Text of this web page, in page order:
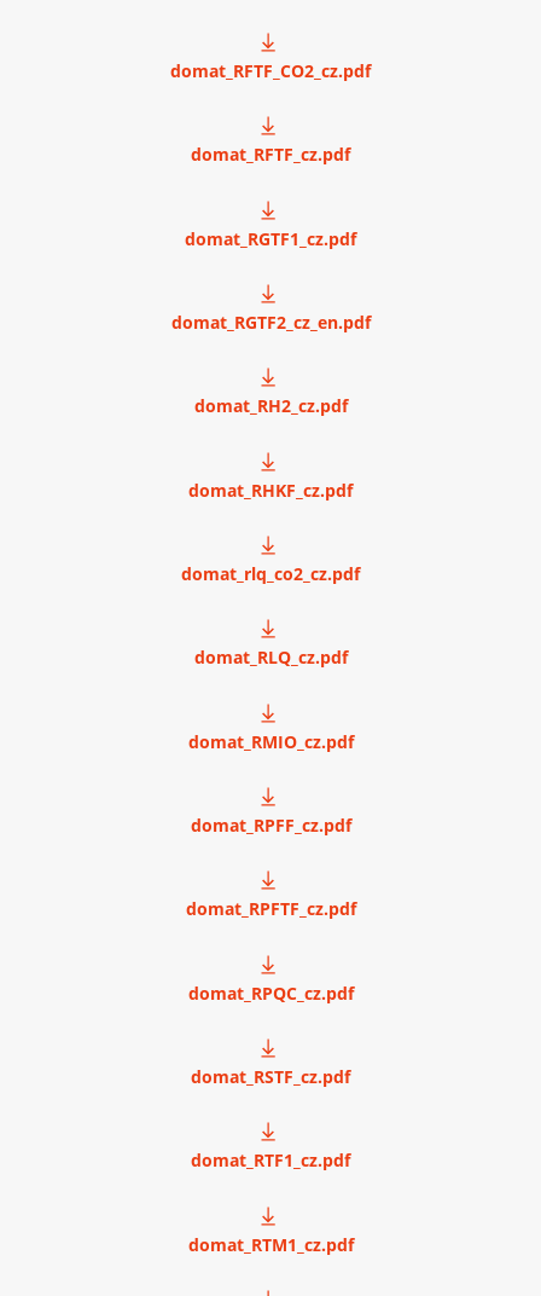
domat_RFTF_CO2_cz.pdf
domat_RFTF_cz.pdf
domat_RGTF1_cz.pdf
domat_RGTF2_cz_en.pdf
domat_RH2_cz.pdf
domat_RHKF_cz.pdf
domat_rlq_co2_cz.pdf
domat_RLQ_cz.pdf
domat_RMIO_cz.pdf
domat_RPFF_cz.pdf
domat_RPFTF_cz.pdf
domat_RPQC_cz.pdf
domat_RSTF_cz.pdf
domat_RTF1_cz.pdf
domat_RTM1_cz.pdf